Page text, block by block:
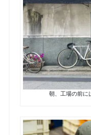
朝、工場の前に